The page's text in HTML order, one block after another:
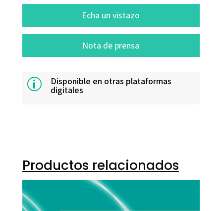
Echa un vistazo
Nota de prensa
p Disponible en otras plataformas
digitales
Productos relacionados